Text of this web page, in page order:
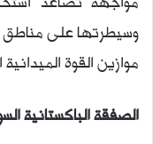
وسيطرتها على
موازين القوة الميدانية
الصفقة الباكستانية